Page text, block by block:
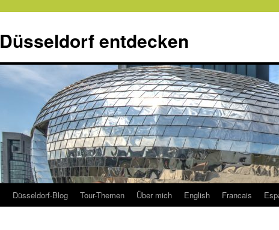
springen
Düsseldorf entdecken
Düsseldorf-Blog Tour-Themen Über mich English Francais